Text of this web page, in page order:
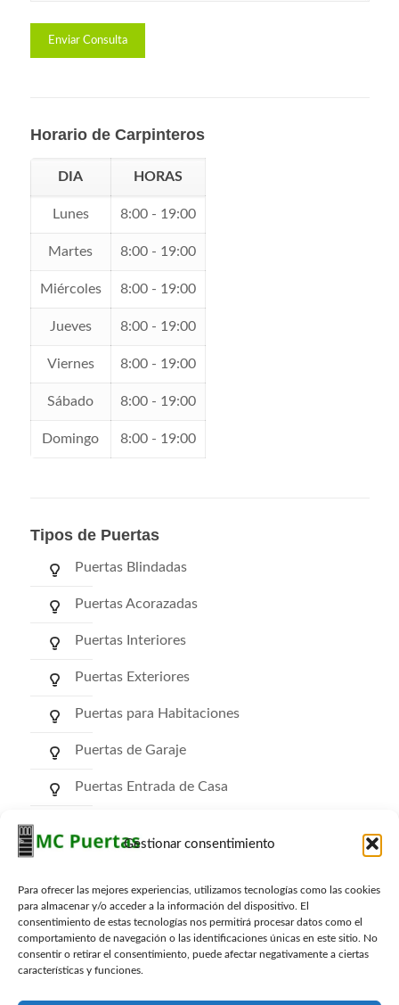
Gestionar consentimiento
Para ofrecer las mejores experiencias, utilizamos tecnologías como las cookies
para almacenar y/o acceder a la información del dispositivo. El
consentimiento de estas tecnologías nos permitirá procesar datos como el
comportamiento de navegación o las identificaciones únicas en este sitio. No
consentir o retirar el consentimiento, puede afectar negativamente a ciertas
características y funciones.
Horario de Carpinteros
DIA HORAS
Lunes 8:00 - 19:00
Martes 8:00 - 19:00
Miércoles 8:00 - 19:00
Jueves 8:00 - 19:00
Viernes 8:00 - 19:00
Sábado 8:00 - 19:00
Domingo 8:00 - 19:00
Tipos de Puertas
Puertas Blindadas
Puertas Acorazadas
Puertas Interiores
Puertas Exteriores
Puertas para Habitaciones
Puertas de Garaje
Puertas Entrada de Casa
Puertas Trasteros